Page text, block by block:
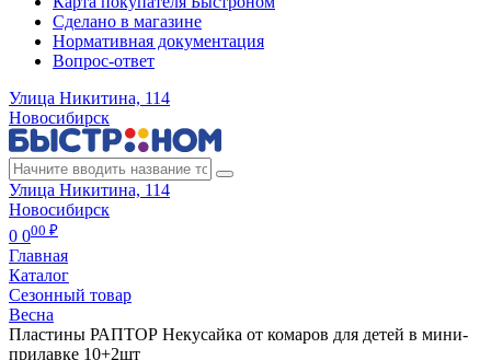
Сделано в магазине
Нормативная документация
Вопрос-ответ
Улица Никитина, 114
Новосибирск
Улица Никитина, 114
Новосибирск
0 000 ₽
Главная
Каталог
Сезонный товар
Весна
Пластины РАПТОР Некусайка от комаров для детей в мини-
прилавке 10+2шт